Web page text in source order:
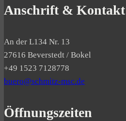
Anschrift & Kontakt
An der L134 Nr. 13
27616 Beverstedt / Bokel
+49 1523 7128778
buero@schmitz-msc.de
Öffnungszeiten